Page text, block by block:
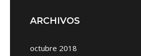
ARCHIVOS
octubre 2018